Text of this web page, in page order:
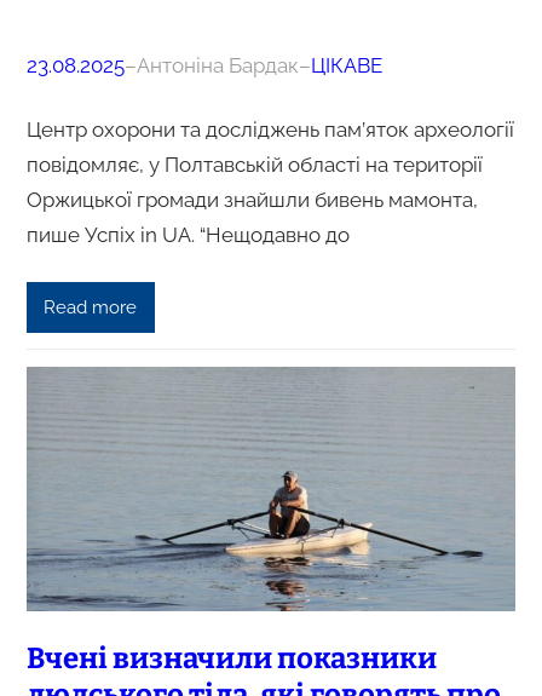
23.08.2025–Антоніна Бардак–ЦІКАВЕ
Центр охорони та досліджень пам’яток археології
повідомляє, у Полтавській області на території
Оржицької громади знайшли бивень мамонта,
пише Успіх in UA. “Нещодавно до
Read more
Вчені визначили показники